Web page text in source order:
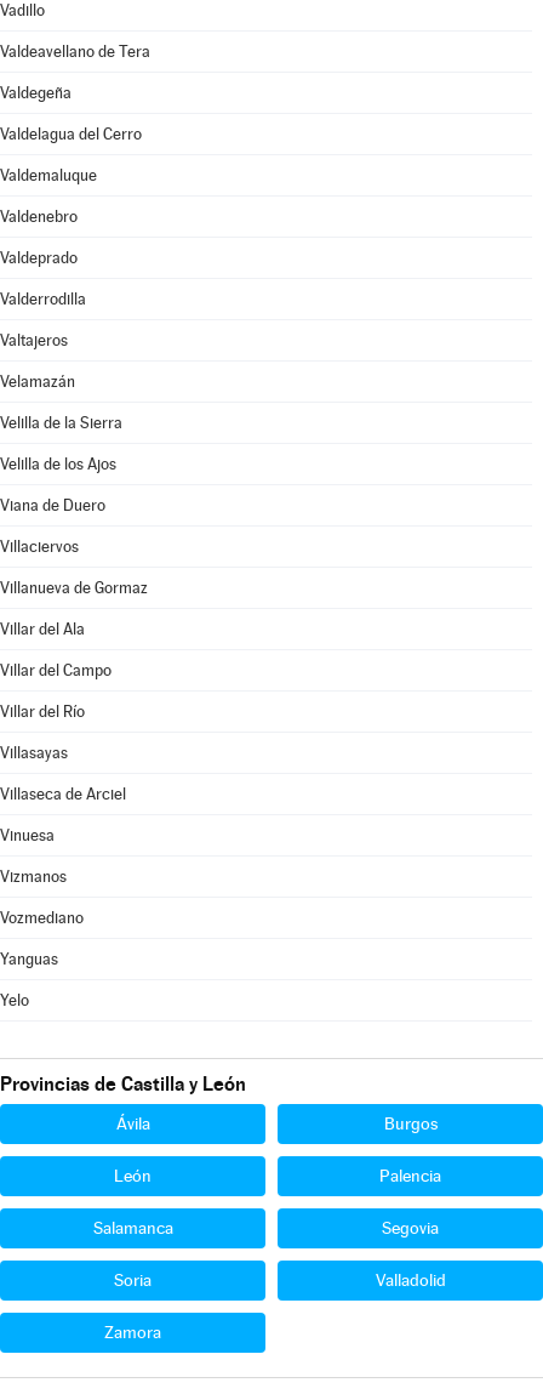
Vadillo
Valdeavellano de Tera
Valdegeña
Valdelagua del Cerro
Valdemaluque
Valdenebro
Valdeprado
Valderrodilla
Valtajeros
Velamazán
Velilla de la Sierra
Velilla de los Ajos
Viana de Duero
Villaciervos
Villanueva de Gormaz
Villar del Ala
Villar del Campo
Villar del Río
Villasayas
Villaseca de Arciel
Vinuesa
Vizmanos
Vozmediano
Yanguas
Yelo
Provincias de Castilla y León
Ávila Burgos
León Palencia
Salamanca Segovia
Soria Valladolid
Zamora